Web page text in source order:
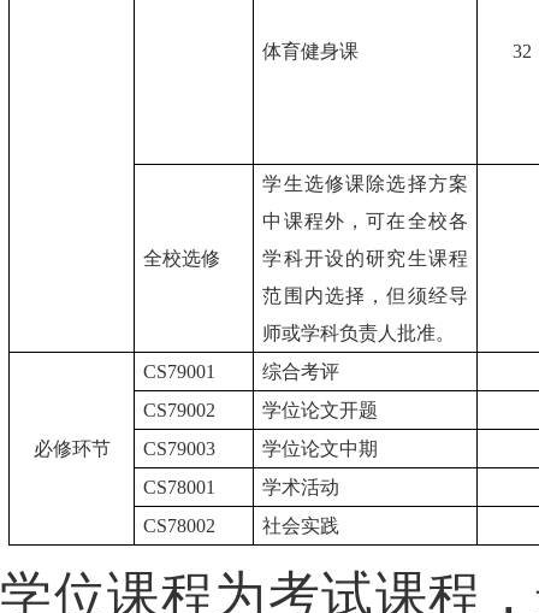
体育健身课 32
全校选修
学生选修课除选择方案
中课程外，可在全校各
学科开设的研究生课程
范围内选择，但须经导
师或学科负责人批准。
必修环节
CS79001
综合考评
CS79002
学位论文开题
CS79003
学位论文中期
CS78001
学术活动
CS78002
社会实践
学位课程为考试课程